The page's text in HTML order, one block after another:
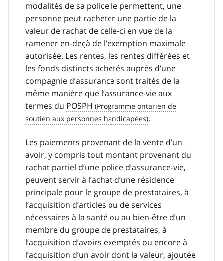
modalités de sa police le permettent, une
personne peut racheter une partie de la
valeur de rachat de celle-ci en vue de la
ramener en-deçà de l’exemption maximale
autorisée. Les rentes, les rentes différées et
les fonds distincts achetés auprès d’une
compagnie d’assurance sont traités de la
même manière que l’assurance-vie aux
termes du POSPH
.
Les paiements provenant de la vente d’un
avoir, y compris tout montant provenant du
rachat partiel d’une police d’assurance-vie,
peuvent servir à l’achat d’une résidence
principale pour le groupe de prestataires, à
l’acquisition d’articles ou de services
nécessaires à la santé ou au bien-être d’un
membre du groupe de prestataires, à
l’acquisition d’avoirs exemptés ou encore à
l’acquisition d’un avoir dont la valeur, ajoutée